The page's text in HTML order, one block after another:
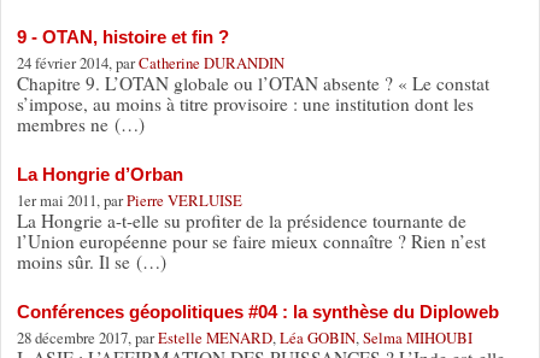
9 - OTAN, histoire et fin ?
24 février 2014, parCatherine DURANDIN
Chapitre 9. L’OTAN globale ou l’OTAN absente ? « Le constat
s’impose, au moins à titre provisoire : une institution dont les
membres ne (…)
La Hongrie d’Orban
1er mai 2011, parPierre VERLUISE
La Hongrie a-t-elle su profiter de la présidence tournante de
l’Union européenne pour se faire mieux connaître ? Rien n’est
moins sûr. Il se (…)
Conférences géopolitiques #04 : la synthèse du Diploweb
28 décembre 2017, parEstelle MENARD, Léa GOBIN, Selma MIHOUBI